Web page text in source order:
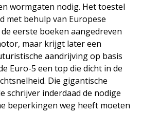
wormgaten nodig. Het toestel
met behulp van Europese
eerste boeken aangedreven
maar krijgt later een
aandrijving op basis
Euro-5 een top die dicht in de
Die gigantische
schrijver inderdaad de nodige
beperkingen weg heeft moeten